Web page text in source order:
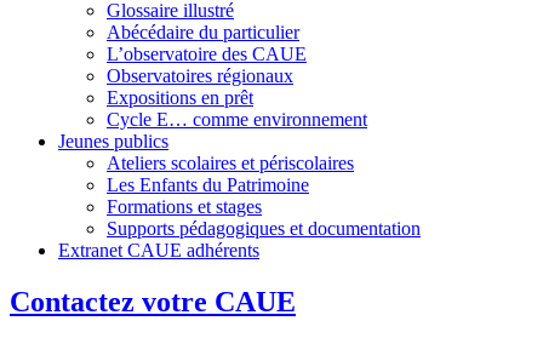
Glossaire illustré
Abécédaire du particulier
L’observatoire des CAUE
Observatoires régionaux
Expositions en prêt
Cycle E… comme environnement
Jeunes publics
Ateliers scolaires et périscolaires
Les Enfants du Patrimoine
Formations et stages
Supports pédagogiques et documentation
Extranet CAUE adhérents
Contactez votre CAUE